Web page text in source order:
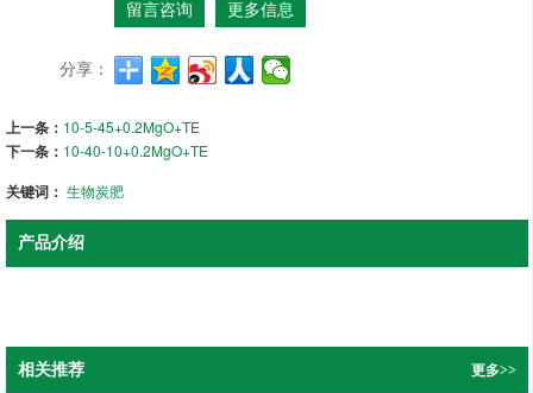
留言咨询 更多信息
分享：
上一条： 10-5-45+0.2MgO+TE
下一条： 10-40-10+0.2MgO+TE
关键词： 生物炭肥
产品介绍
相关推荐 更多>>